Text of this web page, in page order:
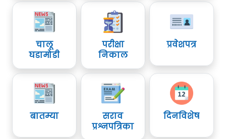
चालू
घडामोडी
परीक्षा
निकाल
प्रवेशपत्र
बातम्या
सराव
प्रश्नपत्रिका
दिनविशेष